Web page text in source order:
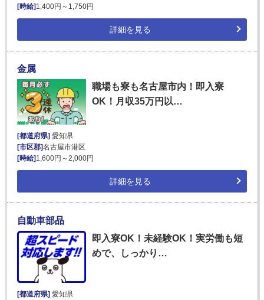
[時給]1,400円～1,750円
詳細を見る
金属
職場も寮も名古屋市内！即入寮
OK！月収35万円以…
[都道府県] 愛知県
[市区郡]名古屋市港区
[時給] 1,600円～2,000円
詳細を見る
自動車部品
即入寮OK！未経験OK！実労働も短
めで、しっかり…
[都道府県] 愛知県